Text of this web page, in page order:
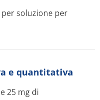
soluzione per
e quantitativa
25 mg di